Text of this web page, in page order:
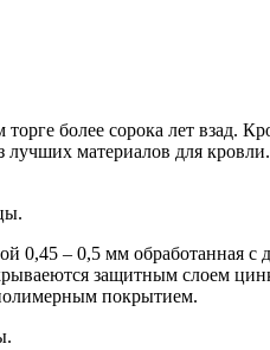
торге более сорока лет
лучших материалов для
0,45 – 0,5 мм обработанная
защитным слоем
покрытием.